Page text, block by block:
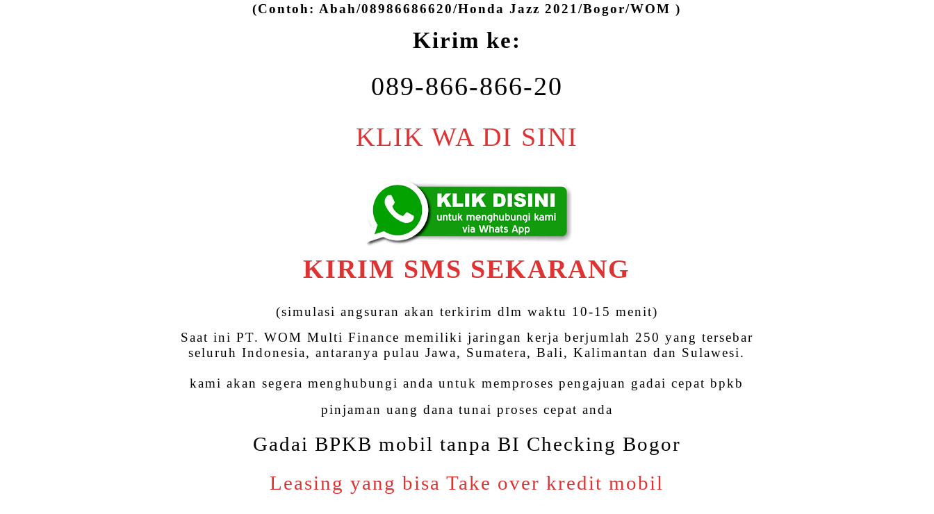
(Contoh: Abah/08986686620/Honda Jazz 2021/Bogor/WOM )
Kirim ke:
089-866-866-20
KLIK WA DI SINI
KIRIM SMS SEKARANG
(simulasi angsuran akan terkirim dlm waktu 10-15 menit)
Saat ini PT. WOM Multi Finance memiliki jaringan kerja berjumlah 250 yang tersebar
seluruh Indonesia, antaranya pulau Jawa, Sumatera, Bali, Kalimantan dan Sulawesi.
kami akan segera menghubungi anda untuk memproses pengajuan gadai cepat bpkb
pinjaman uang dana tunai proses cepat anda
Gadai BPKB mobil tanpa BI Checking Bogor
Leasing yang bisa Take over kredit mobil